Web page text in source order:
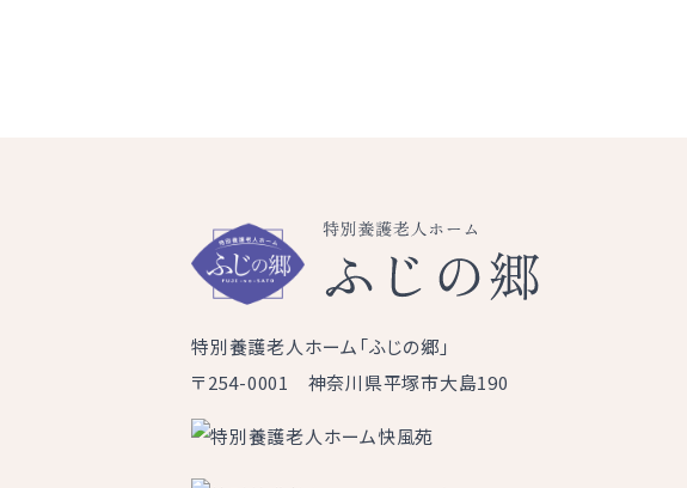
特別養護老人ホーム「ふじの郷」
〒254-0001 神奈川県平塚市大島190